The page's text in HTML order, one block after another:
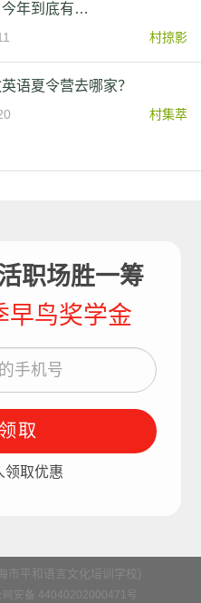
今年到底有…
村掠影
语夏令营去哪家？
村集萃
职场胜一筹
早鸟奖学金
取
领取优惠
市平和语言文化培训学校)
网安备 44040202000471号